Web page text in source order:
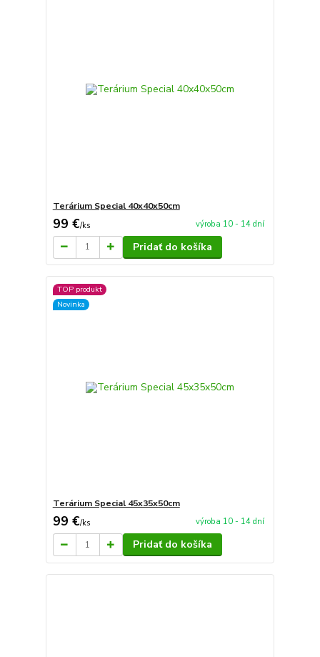
Terárium Special 40x40x50cm
99 €/ks výroba 10 - 14 dní
Pridať do košíka
TOP produkt
Novinka
Terárium Special 45x35x50cm
99 €/ks výroba 10 - 14 dní
Pridať do košíka